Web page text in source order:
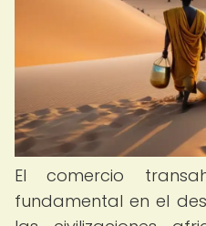
El comercio
fundamental en el